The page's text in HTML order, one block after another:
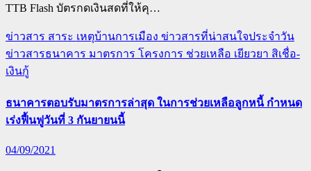
TTB Flash บัตรกดเงินสดที่ให้คุ…
ข่าวสาร สาระ เหตุบ้านการเมือง ข่าวสารที่น่าสนใจประจำวัน
ข่าวสารธนาคาร มาตรการ โครงการ ช่วยเหลือ เยียวยา สิเชื่อ-
เงินกู้
ธนาคารตอบรับมาตรการล่าสุด ในการช่วยเหลือลูกหนี้ กำหนด
เร่งฟื้นฟูวันที่ 3 กันยายนนี้
04/09/2021